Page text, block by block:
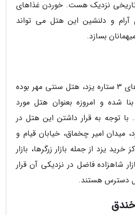
نزدیک هست. خوردن غذاهای
و دلنشین این هتل می تواند
بسازد.
یکی از برترین هتل های 3 ستاره یزد، هتل سنتی مهر بوده
شده و امروزه بعنوان هتل مورد
با توجه به قرار داشتن این هتل در
میدان امیر چخماق، خیابان قیام و
خرید یزد از جمله بازار زرگرها، بازار
شاهزاده فاضل در نزدیکی آن قرار
دسترس هستند.